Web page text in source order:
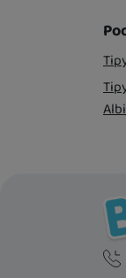
Albi